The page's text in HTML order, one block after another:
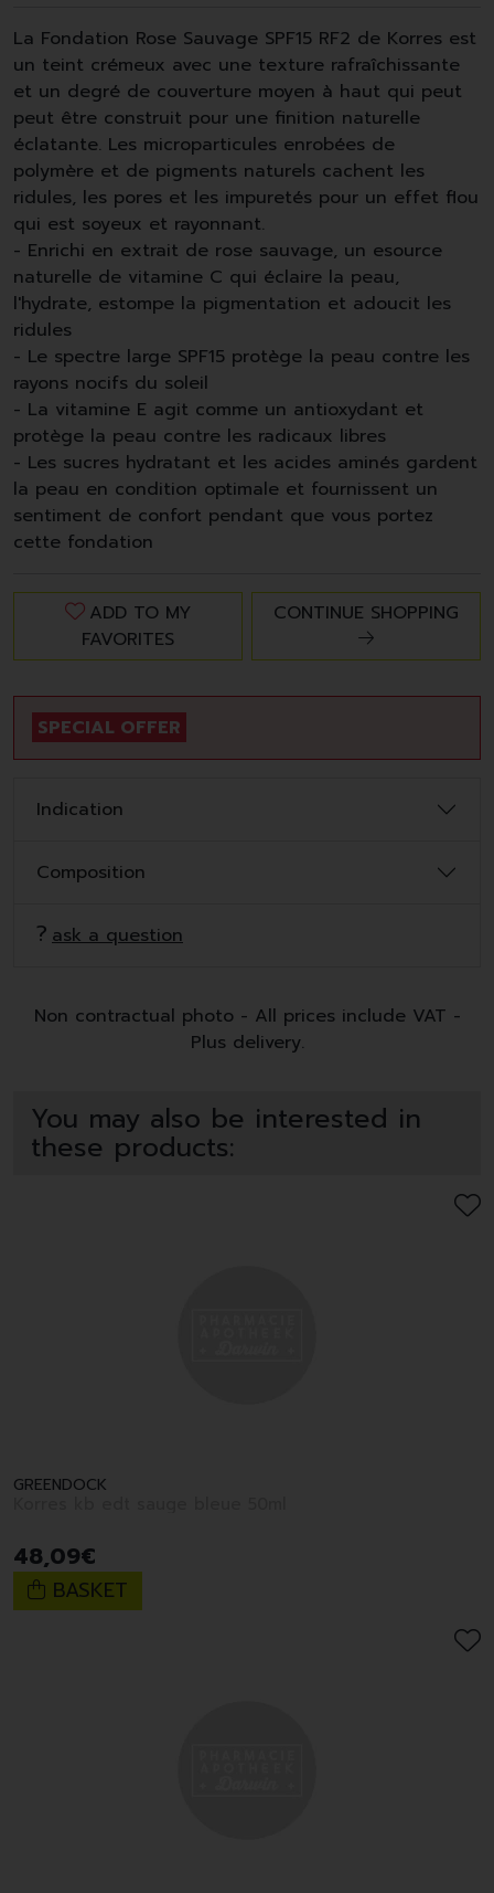
La Fondation Rose Sauvage SPF15 RF2 de Korres est
un teint crémeux avec une texture rafraîchissante
et un degré de couverture moyen à haut qui peut
peut être construit pour une finition naturelle
éclatante. Les microparticules enrobées de
polymère et de pigments naturels cachent les
ridules, les pores et les impuretés pour un effet flou
qui est soyeux et rayonnant.
- Enrichi en extrait de rose sauvage, un esource
naturelle de vitamine C qui éclaire la peau,
l'hydrate, estompe la pigmentation et adoucit les
ridules
- Le spectre large SPF15 protège la peau contre les
rayons nocifs du soleil
- La vitamine E agit comme un antioxydant et
protège la peau contre les radicaux libres
- Les sucres hydratant et les acides aminés gardent
la peau en condition optimale et fournissent un
sentiment de confort pendant que vous portez
cette fondation
ADD TO MY
FAVORITES
CONTINUE SHOPPING
SPECIAL OFFER
Indication
Composition
ask a question
Non contractual photo - All prices include VAT -
Plus delivery.
You may also be interested in
these products:
GREENDOCK
48,09€
BASKET